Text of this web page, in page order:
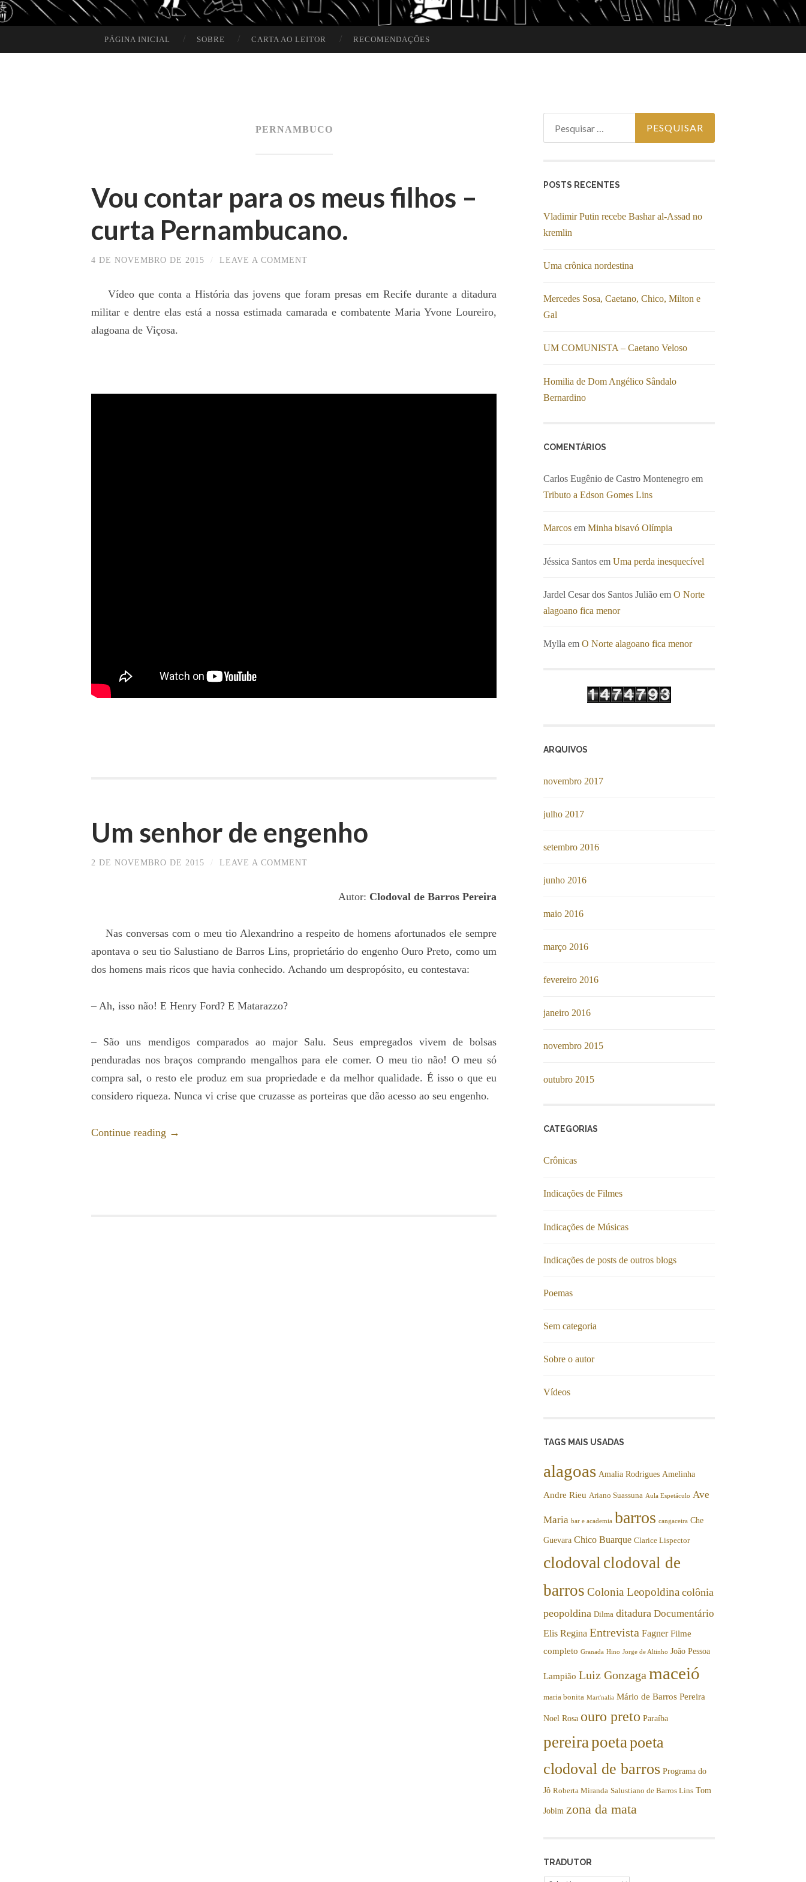
PÁGINA INICIAL SOBRE CARTA AO LEITOR RECOMENDAÇÕES
PERNAMBUCO
Vou contar para os meus filhos –
curta Pernambucano.
4 DE NOVEMBRO DE 2015 LEAVE A COMMENT
Vídeo que conta a História das jovens que foram presas em Recife durante a ditadura
militar e dentre elas está a nossa estimada camarada e combatente Maria Yvone Loureiro,
alagoana de Viçosa.
Um senhor de engenho
2 DE NOVEMBRO DE 2015 LEAVE A COMMENT
Autor: Clodoval de Barros Pereira
Nas conversas com o meu tio Alexandrino a respeito de homens afortunados ele sempre
apontava o seu tio Salustiano de Barros Lins, proprietário do engenho Ouro Preto, como um
dos homens mais ricos que havia conhecido. Achando um despropósito, eu contestava:
– Ah, isso não! E Henry Ford? E Matarazzo?
– São uns mendigos comparados ao major Salu. Seus empregados vivem de bolsas
penduradas nos braços comprando mengalhos para ele comer. O meu tio não! O meu só
compra sal, o resto ele produz em sua propriedade e da melhor qualidade. É isso o que eu
considero riqueza. Nunca vi crise que cruzasse as porteiras que dão acesso ao seu engenho.
Continue reading →
POSTS RECENTES
Vladimir Putin recebe Bashar al-Assad no
kremlin
Uma crônica nordestina
Mercedes Sosa, Caetano, Chico, Milton e
Gal
UM COMUNISTA – Caetano Veloso
Homilia de Dom Angélico Sândalo
Bernardino
COMENTÁRIOS
Carlos Eugênio de Castro Montenegro em
Tributo a Edson Gomes Lins
Marcos em Minha bisavó Olímpia
Jéssica Santos em Uma perda inesquecível
Jardel Cesar dos Santos Julião em O Norte
alagoano fica menor
Mylla em O Norte alagoano fica menor
ARQUIVOS
novembro 2017
julho 2017
setembro 2016
junho 2016
maio 2016
março 2016
fevereiro 2016
janeiro 2016
novembro 2015
outubro 2015
CATEGORIAS
Crônicas
Indicações de Filmes
Indicações de Músicas
Indicações de posts de outros blogs
Poemas
Sem categoria
Sobre o autor
Vídeos
TAGS MAIS USADAS
alagoas Amalia Rodrigues Amelinha
Andre Rieu Ariano Suassuna Aula Espetáculo Ave
Maria bar e academia barros cangaceira Che
Guevara Chico Buarque Clarice Lispector
clodoval clodoval de
barros Colonia Leopoldina colônia
peopoldina Dilma ditadura Documentário
Elis Regina Entrevista Fagner Filme
completo Granada Hino Jorge de Altinho João Pessoa
Lampião Luiz Gonzaga maceió
maria bonita Mart'nalia Mário de Barros Pereira
Noel Rosa ouro preto Paraíba
pereira poeta poeta
clodoval de barros Programa do
Jô Roberta Miranda Salustiano de Barros Lins Tom
Jobim zona da mata
TRADUTOR